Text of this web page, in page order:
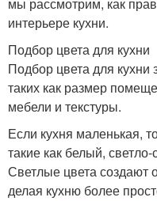
мы рассмотрим, как
интерьере кухни.
Подбор цвета для кухни
Подбор цвета для кухни
таких как размер
мебели и текстуры.
Если кухня маленькая,
такие как белый,
Светлые цвета создают
делая кухню более